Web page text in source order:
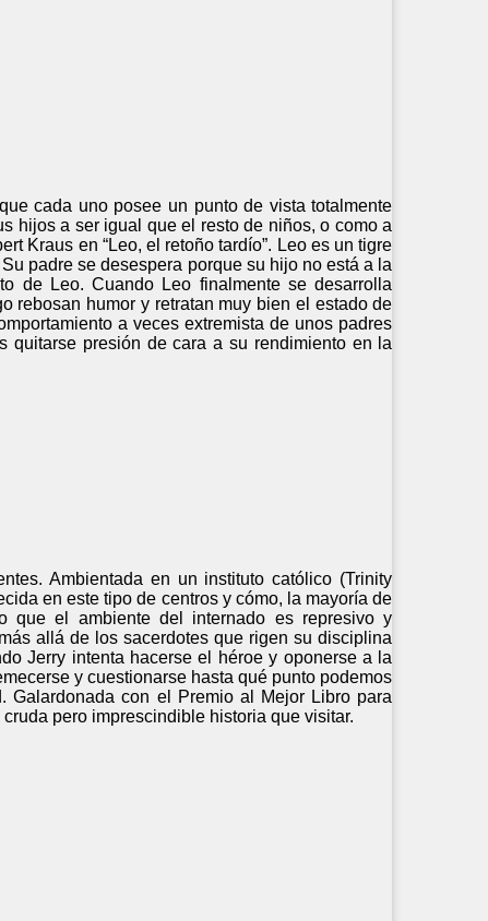
cada uno posee un punto de vista totalmente
hijos a ser igual que el resto de niños, o como a
Kraus en “Leo, el retoño tardío”. Leo es un tigre
padre se desespera porque su hijo no está a la
de Leo. Cuando Leo finalmente se desarrolla
rebosan humor y retratan muy bien el estado de
a veces extremista de unos padres
quitarse presión de cara a su rendimiento en la
Ambientada en un instituto católico (Trinity
en este tipo de centros y cómo, la mayoría de
que el ambiente del internado es represivo y
allá de los sacerdotes que rigen su disciplina
Jerry intenta hacerse el héroe y oponerse a la
y cuestionarse hasta qué punto podemos
Galardonada con el Premio al Mejor Libro para
pero imprescindible historia que visitar.